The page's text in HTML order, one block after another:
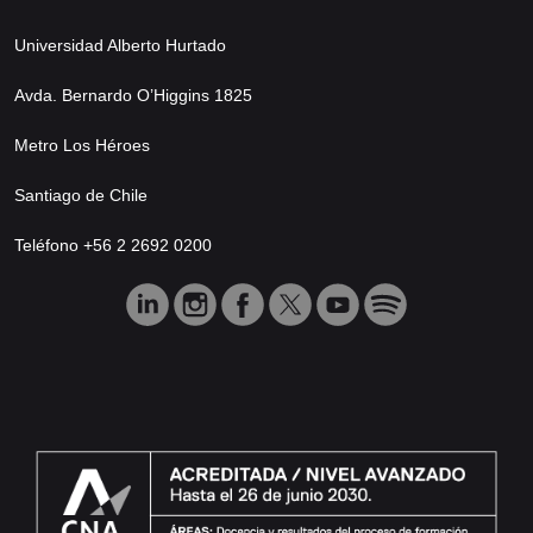
Universidad Alberto Hurtado
Avda. Bernardo O’Higgins 1825
Metro Los Héroes
Santiago de Chile
Teléfono +56 2 2692 0200